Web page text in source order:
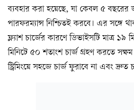
ব্যবহার করা হয়েছে, যা কেবল ৫ বছরের
পারফরম্যান্স নিশ্চিতই করবে। এর সঙ্গে
ফ্ল্যাশ চার্জের কারণে ডিভাইসটি মাত্র
মিনিটে ৫০ শতাংশ চার্জ গ্রহণ করতে
স্ট্রিমিংয়ে সহজে চার্জ ফুরাবে না এবং দ্রুত